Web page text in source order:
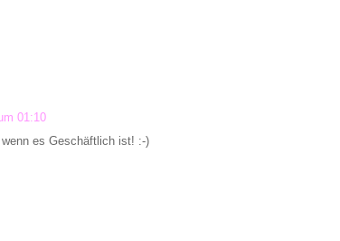
01:10
es Geschäftlich ist! :-)